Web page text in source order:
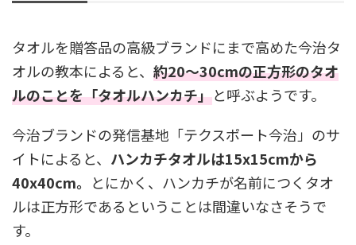
タオルを贈答品の高級ブランドにまで高めた今治タ
オルの教本によると、 約20～30cmの正方形のタオ
ルのことを「タオルハンカチ」と呼ぶようです。
今治ブランドの発信基地「テクスポート今治」のサ
イトによると、 ハンカチタオルは15x15cmから
40x40cm。 とにかく、ハンカチが名前につくタオ
ルは正方形であるということは間違いなさそうで
す。